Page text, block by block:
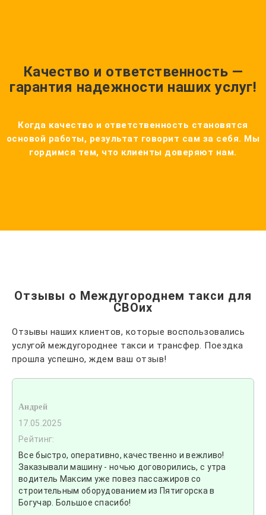
Качество и ответственность —
гарантия надежности наших услуг!
Когда качество и ответственность становятся
основой работы, результат говорит сам за себя. Мы
гордимся тем, что клиенты доверяют нам.
Отзывы о Междугороднем такси для
СВОих
Отзывы наших клиентов, которые воспользовались
услугой междугороднее такси и трансфер. Поездка
прошла успешно, ждем ваш отзыв!
Андрей
17.05.2025
Рейтинг:
Все быстро, оперативно, качественно и вежливо!
Заказывали машину - ночью договорились, с утра
водитель Максим уже повез пассажиров со
строительным оборудованием из Пятигорска в
Богучар. Большое спасибо!